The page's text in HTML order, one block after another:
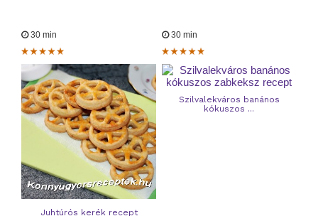
30 min
Juhtúrós kerék recept
30 min
Szilvalekváros banános
kókuszos ...